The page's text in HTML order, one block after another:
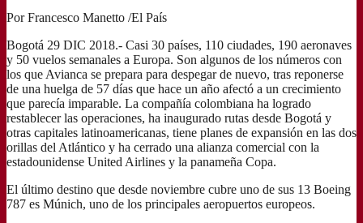
Por Francesco Manetto /El País
Bogotá 29 DIC 2018.- Casi 30 países, 110 ciudades, 190 aeronaves
y 50 vuelos semanales a Europa. Son algunos de los números con
los que Avianca se prepara para despegar de nuevo, tras reponerse
de una huelga de 57 días que hace un año afectó a un crecimiento
que parecía imparable. La compañía colombiana ha logrado
restablecer las operaciones, ha inaugurado rutas desde Bogotá y
otras capitales latinoamericanas, tiene planes de expansión en las dos
orillas del Atlántico y ha cerrado una alianza comercial con la
estadounidense United Airlines y la panameña Copa.
El último destino que desde noviembre cubre uno de sus 13 Boeing
787 es Múnich, uno de los principales aeropuertos europeos.